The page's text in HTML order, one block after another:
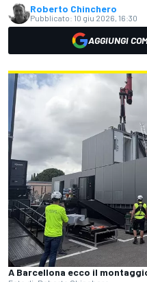
Roberto Chinchero
Pubblicato: 10 giu 2026, 16:30
AGGIUNGI
A Barcellona ecco il